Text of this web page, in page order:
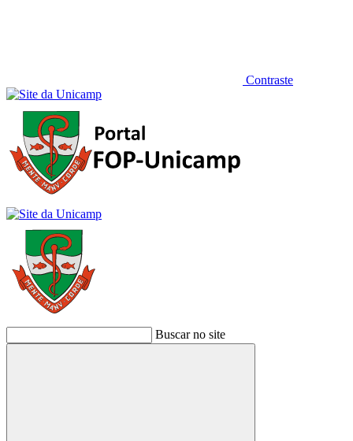
Contraste
Buscar no site